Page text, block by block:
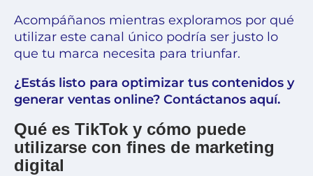
Acompáñanos mientras exploramos por qué
utilizar este canal único podría ser justo lo
que tu marca necesita para triunfar.
¿Estás listo para optimizar tus contenidos y
generar ventas online? Contáctanos aquí.
Qué es TikTok y cómo puede
utilizarse con fines de marketing
digital